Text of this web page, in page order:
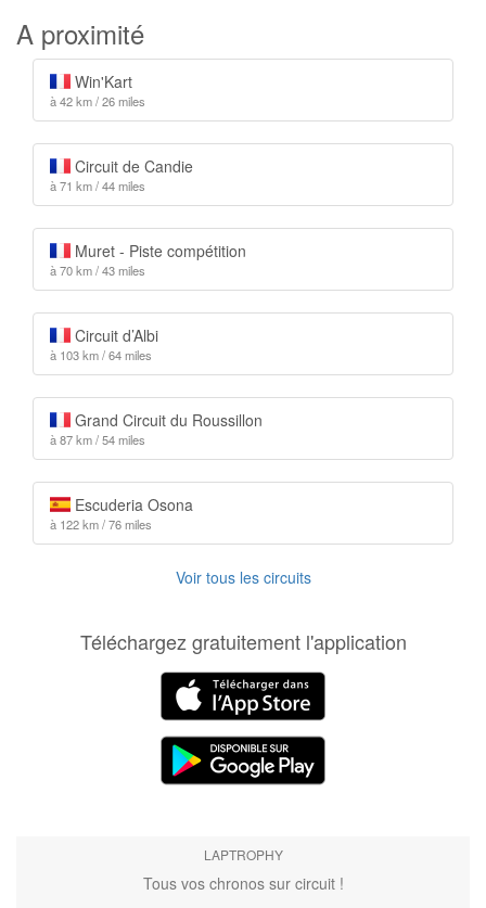
A proximité
Win'Kart
à 42 km / 26 miles
Circuit de Candie
à 71 km / 44 miles
Muret - Piste compétition
à 70 km / 43 miles
Circuit d’Albi
à 103 km / 64 miles
Grand Circuit du Roussillon
à 87 km / 54 miles
Escuderia Osona
à 122 km / 76 miles
Voir tous les circuits
Téléchargez gratuitement l'application
LAPTROPHY
Tous vos chronos sur circuit !